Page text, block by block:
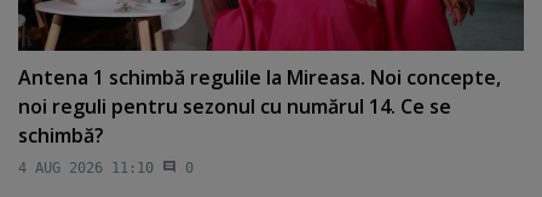
Antena 1 schimbă regulile la Mireasa. Noi concepte,
noi reguli pentru sezonul cu numărul 14. Ce se
schimbă?
4 AUG 2026 11:10 0